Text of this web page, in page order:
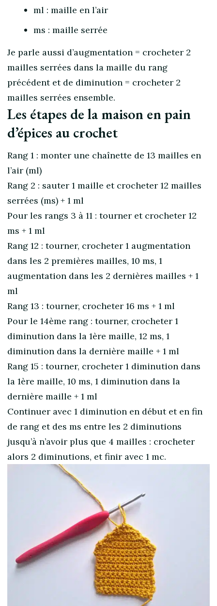
ml : maille en l’air
ms : maille serrée
Je parle aussi d’augmentation = crocheter 2
mailles serrées dans la maille du rang
précédent et de diminution = crocheter 2
mailles serrées ensemble.
Les étapes de la maison en pain
d’épices au crochet
Rang 1 : monter une chaînette de 13 mailles en
l’air (ml)
Rang 2 : sauter 1 maille et crocheter 12 mailles
serrées (ms) + 1 ml
Pour les rangs 3 à 11 : tourner et crocheter 12
ms + 1 ml
Rang 12 : tourner, crocheter 1 augmentation
dans les 2 premières mailles, 10 ms, 1
augmentation dans les 2 dernières mailles + 1
ml
Rang 13 : tourner, crocheter 16 ms + 1 ml
Pour le 14ème rang : tourner, crocheter 1
diminution dans la 1ère maille, 12 ms, 1
diminution dans la dernière maille + 1 ml
Rang 15 : tourner, crocheter 1 diminution dans
la 1ère maille, 10 ms, 1 diminution dans la
dernière maille + 1 ml
Continuer avec 1 diminution en début et en fin
de rang et des ms entre les 2 diminutions
jusqu’à n’avoir plus que 4 mailles : crocheter
alors 2 diminutions, et finir avec 1 mc.